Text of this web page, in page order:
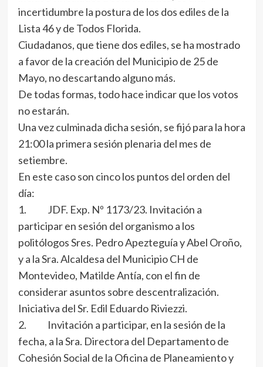
incertidumbre la postura de los dos ediles de la
Lista 46 y de Todos Florida.
Ciudadanos, que tiene dos ediles, se ha mostrado
a favor de la creación del Municipio de 25 de
Mayo, no descartando alguno más.
De todas formas, todo hace indicar que los votos
no estarán.
Una vez culminada dicha sesión, se fijó para la hora
21:00 la primera sesión plenaria del mes de
setiembre.
En este caso son cinco los puntos del orden del
día:
1. JDF. Exp. Nº 1173/23. Invitación a
participar en sesión del organismo a los
politólogos Sres. Pedro Apezteguía y Abel Oroño,
y a la Sra. Alcaldesa del Municipio CH de
Montevideo, Matilde Antía, con el fin de
considerar asuntos sobre descentralización.
Iniciativa del Sr. Edil Eduardo Riviezzi.
2. Invitación a participar, en la sesión de la
fecha, a la Sra. Directora del Departamento de
Cohesión Social de la Oficina de Planeamiento y